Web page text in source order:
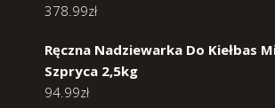
378.99zł
Ręczna Nadziewarka Do Kiełbas
Szpryca 2,5kg
94.99zł